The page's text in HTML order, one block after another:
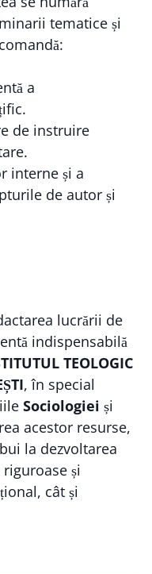
tematice și
a
de instruire
interne și a
de autor și
lucrării de
indispensabilă
TEOLOGIC
, în special
Sociologiei și
acestor resurse,
la dezvoltarea
și
cât și